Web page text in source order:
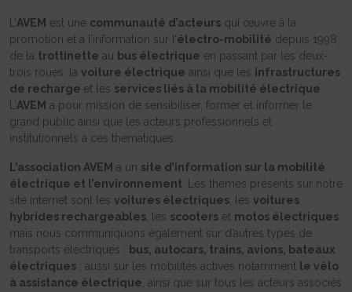
L’AVEM est une communauté d’acteurs qui œuvre à la
promotion et à l’information sur l’électro-mobilité depuis 1998,
de la trottinette au bus électrique en passant par les deux-
trois roues, la voiture électrique ainsi que les infrastructures
de recharge et les services liés à la mobilité électrique
L’AVEM a pour mission de sensibiliser, former et informer le
grand public ainsi que les acteurs professionnels et
institutionnels à ces thématiques.
L’association AVEM a un site d’information sur la mobilité
électrique et l’environnement . Les thèmes présents sur notre
site internet sont les voitures électriques , les voitures
hybrides rechargeables , les scooters et motos électriques
mais nous communiquons également sur d’autres types de
transports électriques : bus, autocars, trains, avions, bateaux
électriques ; aussi sur les mobilités actives notamment le vélo
à assistance électrique , ainsi que sur tous les acteurs associés